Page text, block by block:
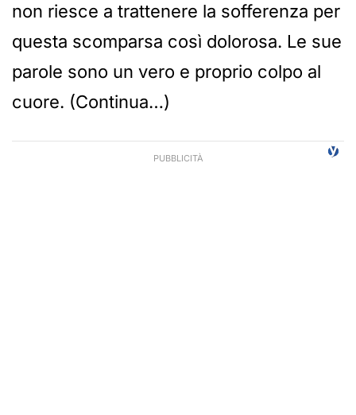
non riesce a trattenere la sofferenza per
questa scomparsa così dolorosa. Le sue
parole sono un vero e proprio colpo al
cuore. (Continua…)